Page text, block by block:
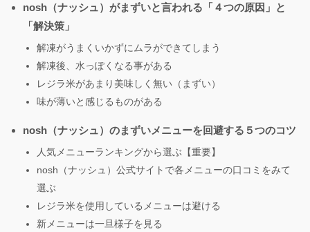
nosh（ナッシュ）がまずいと言われる「４つの原因」と
「解決策」
解凍がうまくいかずにムラができてしまう
解凍後、水っぽくなる事がある
レジラ米があまり美味しく無い（まずい）
味が薄いと感じるものがある
nosh（ナッシュ）のまずいメニューを回避する５つのコツ
人気メニューランキングから選ぶ【重要】
nosh（ナッシュ）公式サイトで各メニューの口コミをみて
選ぶ
レジラ米を使用しているメニューは避ける
新メニューは一旦様子を見る